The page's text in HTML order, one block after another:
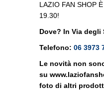
LAZIO FAN SHOP
19.30!
Dove? In Via degli
Telefono: 06 3973
Le novità non
su
foto di altri